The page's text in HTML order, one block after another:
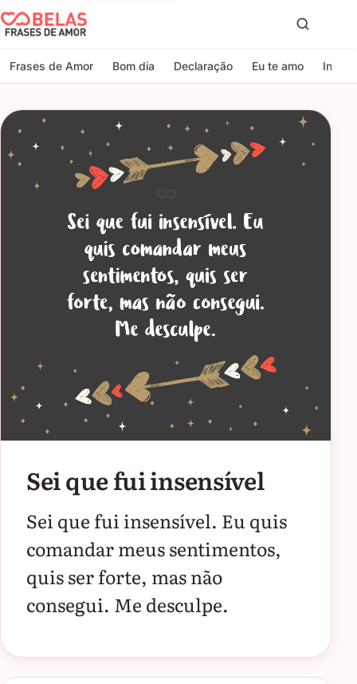
Belas Frases de Amor
Frases de Amor Bom dia Declaração Eu te amo
Sei que fui insensível
Sei que fui insensível. Eu quis
comandar meus sentimentos,
quis ser forte, mas não
consegui. Me desculpe.